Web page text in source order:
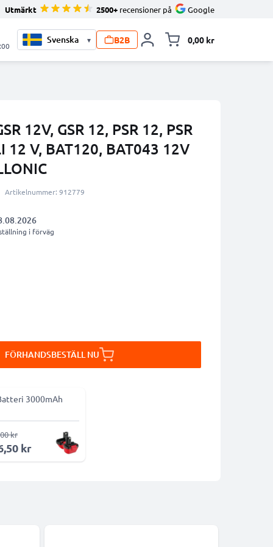
Utmärkt 2500+ recensioner på Google
▾ B2B 0,00 kr
12V, GSR 12, PSR 12, PSR
12 V, BAT120, BAT043 12V
Artikelnummer: 912779
i förväg
FÖRHANDSBESTÄLL NU
3000mAh
kr
kr